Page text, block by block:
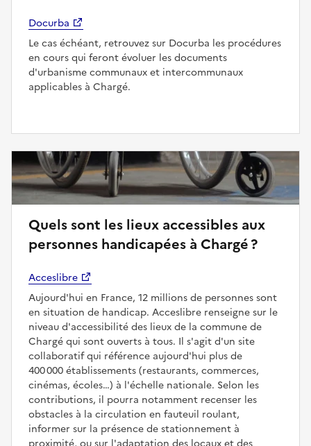
Docurba
Le cas échéant, retrouvez sur Docurba les procédures
en cours qui feront évoluer les documents
d'urbanisme communaux et intercommunaux
applicables à Chargé.
Quels sont les lieux accessibles aux
personnes handicapées à Chargé ?
Acceslibre
Aujourd'hui en France, 12 millions de personnes sont
en situation de handicap. Acceslibre renseigne sur le
niveau d'accessibilité des lieux de la commune de
Chargé qui sont ouverts à tous. Il s'agit d'un site
collaboratif qui référence aujourd'hui plus de
400 000 établissements (restaurants, commerces,
cinémas, écoles…) à l'échelle nationale. Selon les
contributions, il pourra notamment recenser les
obstacles à la circulation en fauteuil roulant,
informer sur la présence de stationnement à